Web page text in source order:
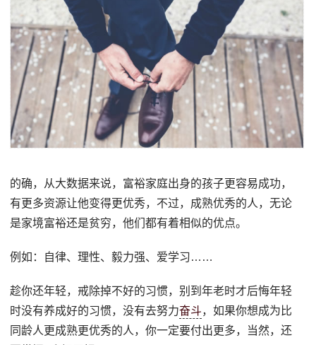
的确，从大数据来说，富裕家庭出身的孩子更容易成功，
有更多资源让他变得更优秀，不过，成熟优秀的人，无论
是家境富裕还是贫穷，他们都有着相似的优点。
例如：自律、理性、毅力强、爱学习……
趁你还年轻，戒除掉不好的习惯，别到年老时才后悔年轻
时没有养成好的习惯，没有去努力奋斗，如果你想成为比
同龄人更成熟更优秀的人，你一定要付出更多，当然，还